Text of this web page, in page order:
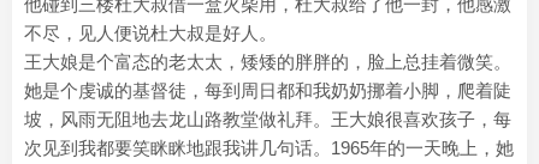
不尽，见人便说杜大叔是好人。
王大娘是个富态的老太太，矮矮的胖胖的，脸上总挂着微笑。
她是个虔诚的基督徒，每到周日都和我奶奶挪着小脚，爬着陡
坡，风雨无阻地去龙山路教堂做礼拜。王大娘很喜欢孩子，每
次见到我都要笑眯眯地跟我讲几句话。1965年的一天晚上，她